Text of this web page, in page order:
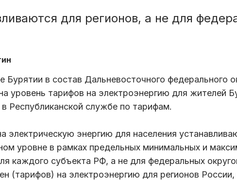
для регионов, а не для
Бурятии в состав Дальневосточного федерального
уровень тарифов на электроэнергию для жителей
Республиканской службе по тарифам.
электрическую энергию для населения
уровне в рамках предельных минимальных и
каждого субъекта РФ, а не для федеральных
(тарифов) на электроэнергию для регионов